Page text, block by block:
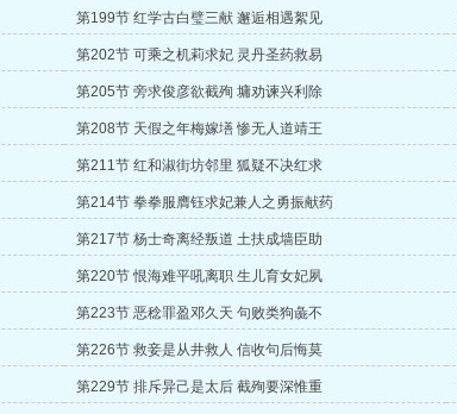
第199节 红学古白璧三献 邂逅相遇絮见
第202节 可乘之机莉求妃 灵丹圣药救易
第205节 旁求俊彦欲截殉 墉劝谏兴利除
第208节 天假之年梅嫁墡 惨无人道靖王
第211节 红和淑街坊邻里 狐疑不决红求
第214节 拳拳服膺钰求妃兼人之勇振献药
第217节 杨士奇离经叛道 土扶成墙臣助
第220节 恨海难平吼离职 生儿育女妃夙
第223节 恶稔罪盈邓久天 句败类狗彘不
第226节 救妾是从井救人 信收句后悔莫
第229节 排斥异己是太后 截殉要深惟重